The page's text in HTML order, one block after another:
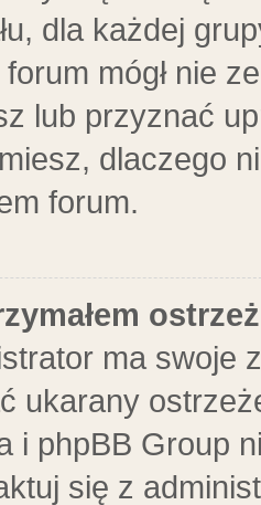
dla każdej
mógł nie
lub przyznać
dlaczego
forum.
ma swoje
ukarany
i phpBB Group
się z